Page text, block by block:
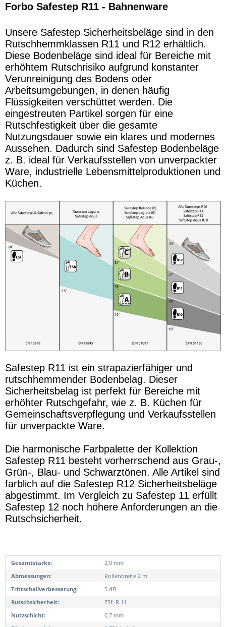
Forbo Safestep R11 - Bahnenware
Unsere Safestep Sicherheitsbeläge sind in den
Rutschhemmklassen R11 und R12 erhältlich.
Diese Bodenbeläge sind ideal für Bereiche mit
erhöhtem Rutschrisiko aufgrund konstanter
Verunreinigung des Bodens oder
Arbeitsumgebungen, in denen häufig
Flüssigkeiten verschüttet werden. Die
eingestreuten Partikel sorgen für eine
Rutschfestigkeit über die gesamte
Nutzungsdauer sowie ein klares und modernes
Aussehen. Dadurch sind Safestep Bodenbeläge
z. B. ideal für Verkaufsstellen von unverpackter
Ware, industrielle Lebensmittelproduktionen und
Küchen.
Safestep R11 ist ein strapazierfähiger und
rutschhemmender Bodenbelag. Dieser
Sicherheitsbelag ist perfekt für Bereiche mit
erhöhter Rutschgefahr, wie z. B. Küchen für
Gemeinschaftsverpflegung und Verkaufsstellen
für unverpackte Ware.
Die harmonische Farbpalette der Kollektion
Safestep R11 besteht vorherrschend aus Grau-,
Grün-, Blau- und Schwarztönen. Alle Artikel sind
farblich auf die Safestep R12 Sicherheitsbeläge
abgestimmt. Im Vergleich zu Safestep 11 erfüllt
Safestep 12 noch höhere Anforderungen an die
Rutschsicherheit.
Gesamtstärke:
2,0 mm
Abmessungen:
Rollenbreite 2 m
Trittschallverbesserung:
5 dB
Rutschsicherheit:
ESf, R 11
Nutzschicht:
0,7 mm